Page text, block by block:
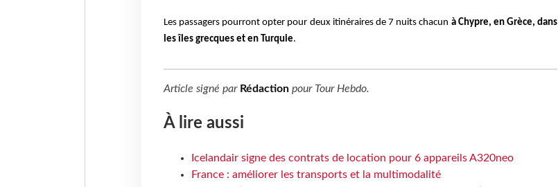
Les passagers pourront opter pour deux itinéraires de 7 nuits chacun à Chypre, en Grèce, dans
les îles grecques et en Turquie.
Article signé par Rédactionpour Tour Hebdo.
À lire aussi
Icelandair signe des contrats de location pour 6 appareils A320neo
France : améliorer les transports et la multimodalité